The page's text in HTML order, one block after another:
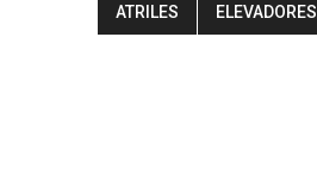
ATRILES ELEVADORES